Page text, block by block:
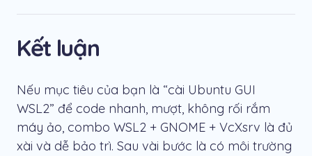
Kết luận
Nếu mục tiêu của bạn là “cài Ubuntu GUI
WSL2” để code nhanh, mượt, không rối rắm
máy ảo, combo WSL2 + GNOME + VcXsrv là đủ
xài và dễ bảo trì. Sau vài bước là có môi trường